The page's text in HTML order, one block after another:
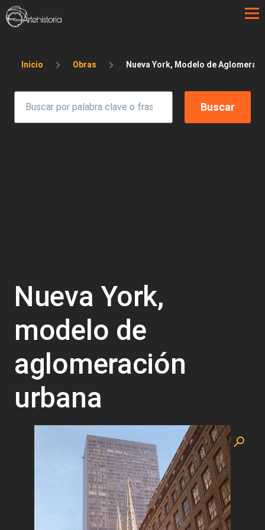
Pasar al contenido principal
Sobrescribir enlaces de ayuda a la
Inicio Obras Nueva York, Modelo de
Nueva York,
modelo de
aglomeración
urbana